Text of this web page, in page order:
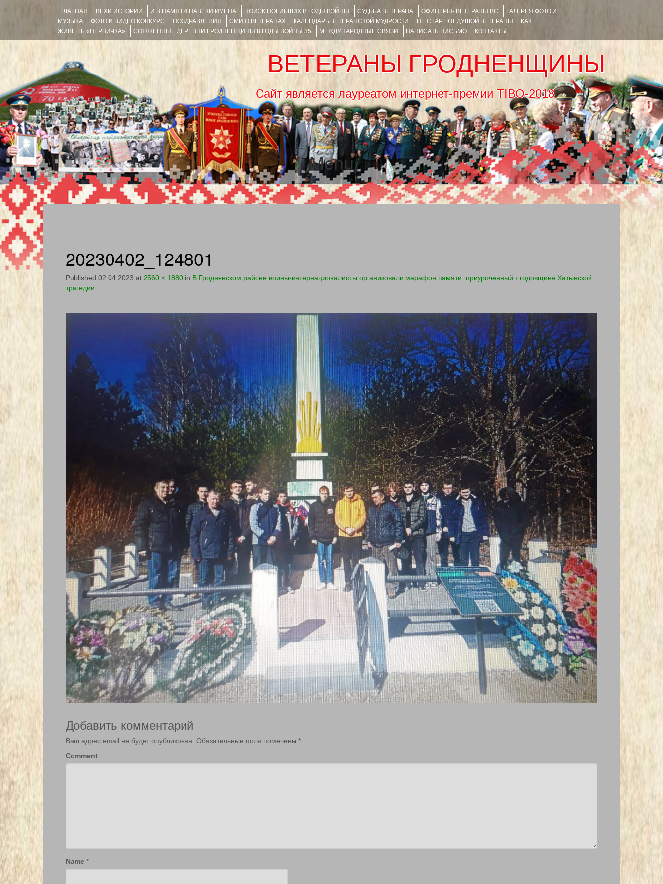
ГЛАВНАЯ ВЕХИ ИСТОРИИ И В ПАМЯТИ НАВЕКИ ИМЕНА ПОИСК ПОГИБШИХ В ГОДЫ ВОЙНЫ СУДЬБА ВЕТЕРАНА ОФИЦЕРЫ- ВЕТЕРАНЫ ВС
ГАЛЕРЕЯ ФОТО И
МУЗЫКА
ФОТО И ВИДЕО КОНКУРС ПОЗДРАВЛЕНИЯ СМИ О ВЕТЕРАНАХ КАЛЕНДАРЬ ВЕТЕРАНСКОЙ МУДРОСТИ НЕ СТАРЕЮТ ДУШОЙ ВЕТЕРАНЫ
КАК
ЖИВЁШЬ «ПЕРВИЧКА»
СОЖЖЁННЫЕ ДЕРЕВНИ ГРОДНЕНЩИНЫ В ГОДЫ ВОЙНЫ 35 МЕЖДУНАРОДНЫЕ СВЯЗИ НАПИСАТЬ ПИСЬМО КОНТАКТЫ
ВЕТЕРАНЫ ГРОДНЕНЩИНЫ
Сайт является лауреатом интернет-премии TIBO-2018
Menu
SKIP TO CONTENT
20230402_124801
Published 02.04.2023 at 2560 × 1880 in В Гродненском районе воины-интернационалисты организовали марафон памяти, приуроченный к годовщине Хатынской
трагедии
Добавить комментарий
Ваш адрес email не будет опубликован. Обязательные поля помечены *
Comment
Name *